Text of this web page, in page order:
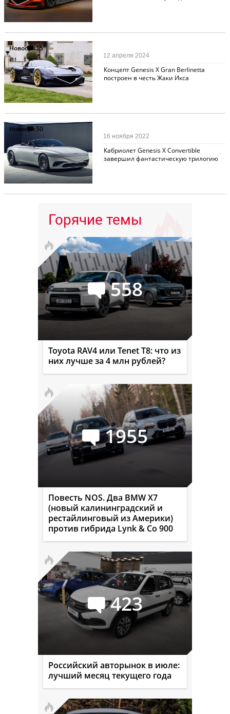
Новости15
Концепт Genesis X Gran Berlinetta
построен в честь Жаки Икса
12 апреля 2024
Новости 50
Кабриолет Genesis X Convertible
завершил фантастическую трилогию
16 ноября 2022
Горячие темы
558
Toyota RAV4 или Tenet T8: что из
них лучше за 4 млн рублей?
1955
Повесть NOS. Два BMW X7
(новый калининградский и
рестайлинговый из Америки)
против гибрида Lynk & Co 900
423
Российский авторынок в июле:
лучший месяц текущего года